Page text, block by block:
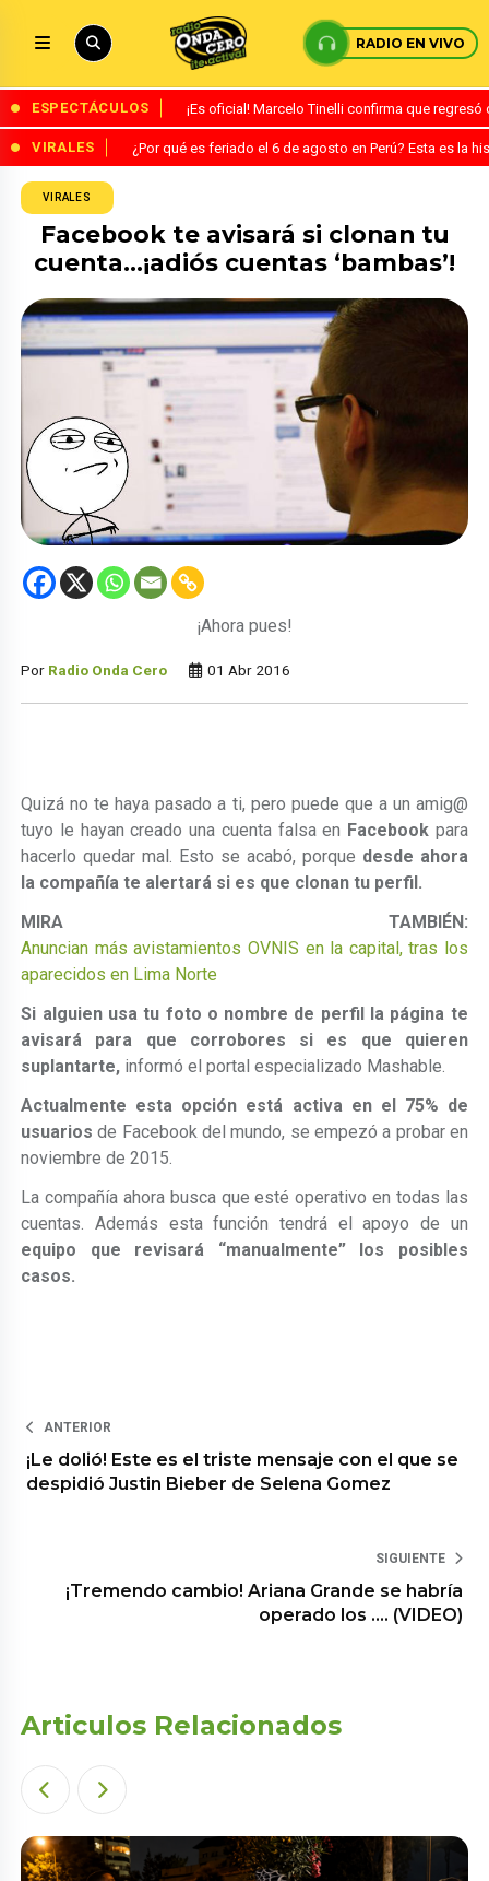
RADIO EN VIVO
ESPECTÁCULOS ¡Es oficial! Marcelo Tinelli confirma que
VIRALES ¿Por qué es feriado el 6 de agosto en Perú? Esta es la
VIRALES
Facebook te avisará si clonan tu
cuenta…¡adiós cuentas ‘bambas’!
¡Ahora pues!
Por Radio Onda Cero 01 Abr 2016
Quizá no te haya pasado a ti, pero puede que a un amig@
tuyo le hayan creado una cuenta falsa en Facebook para
hacerlo quedar mal. Esto se acabó, porque desde ahora
la compañía te alertará si es que clonan tu perfil.
MIRA TAMBIÉN:
Anuncian más avistamientos OVNIS en la capital, tras los
aparecidos en Lima Norte
Si alguien usa tu foto o nombre de perfil la página te
avisará para que corrobores si es que quieren
suplantarte, informó el portal especializado Mashable.
Actualmente esta opción está activa en el 75% de
usuarios de Facebook del mundo, se empezó a probar en
noviembre de 2015.
La compañía ahora busca que esté operativo en todas las
cuentas. Además esta función tendrá el apoyo de un
equipo que revisará “manualmente” los posibles
casos.
ANTERIOR
¡Le dolió! Este es el triste mensaje con el que se
despidió Justin Bieber de Selena Gomez
SIGUIENTE
¡Tremendo cambio! Ariana Grande se habría
operado los …. (VIDEO)
Articulos Relacionados